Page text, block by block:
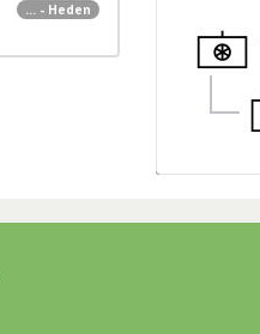
... - Heden